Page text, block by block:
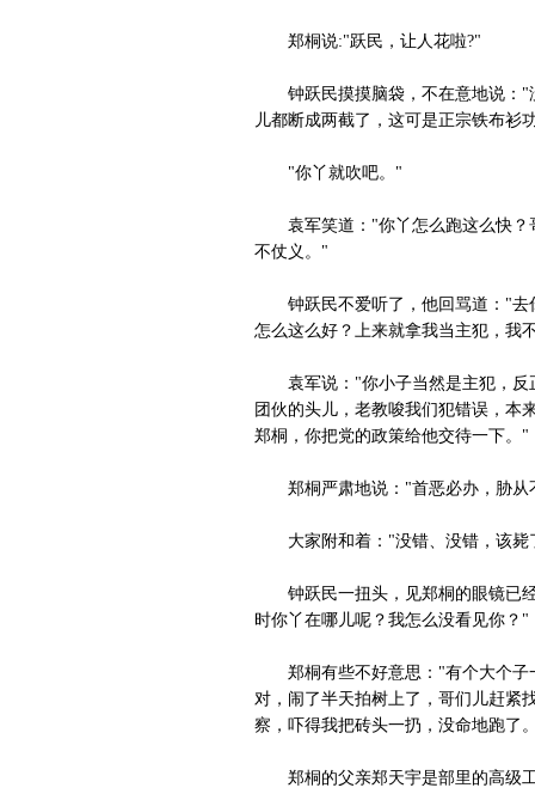
郑桐说:"跃民，让人花啦?"
钟跃民摸摸脑袋，不在意地说："
儿都断成两截了，这可是正宗铁布衫
"你丫就吹吧。"
袁军笑道："你丫怎么跑这么快？
不仗义。"
钟跃民不爱听了，他回骂道："去
怎么这么好？上来就拿我当主犯，我
袁军说："你小子当然是主犯，反
团伙的头儿，老教唆我们犯错误，本
郑桐，你把党的政策给他交待一下。"
郑桐严肃地说："首恶必办，胁从
大家附和着："没错、没错，该毙
钟跃民一扭头，见郑桐的眼镜已经
时你丫在哪儿呢？我怎么没看见你？"
郑桐有些不好意思："有个大个子
对，闹了半天拍树上了，哥们儿赶紧
察，吓得我把砖头一扔，没命地跑了
郑桐的父亲郑天宇是部里的高级工